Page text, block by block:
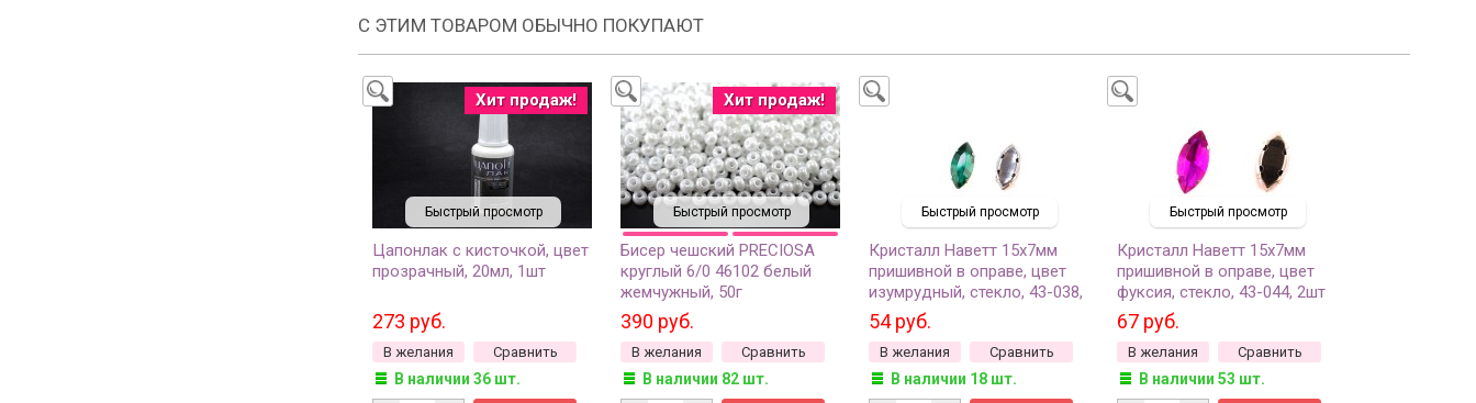
С ЭТИМ ТОВАРОМ ОБЫЧНО ПОКУПАЮТ
Быстрый просмотр
Хит продаж!
Цапонлак с кисточкой, цвет
прозрачный, 20мл, 1шт
273 руб.
В желания Сравнить
В наличии 36 шт.
Быстрый просмотр
Хит продаж!
Бисер чешский PRECIOSA
круглый 6/0 46102 белый
жемчужный, 50г
390 руб.
В желания Сравнить
В наличии 82 шт.
Быстрый просмотр
Кристалл Наветт 15х7мм
пришивной в оправе, цвет
изумрудный, стекло, 43-038,
2шт
54 руб.
В желания Сравнить
В наличии 18 шт.
Быстрый просмотр
Кристалл Наветт 15х7мм
пришивной в оправе, цвет
фуксия, стекло, 43-044, 2шт
67 руб.
В желания Сравнить
В наличии 53 шт.